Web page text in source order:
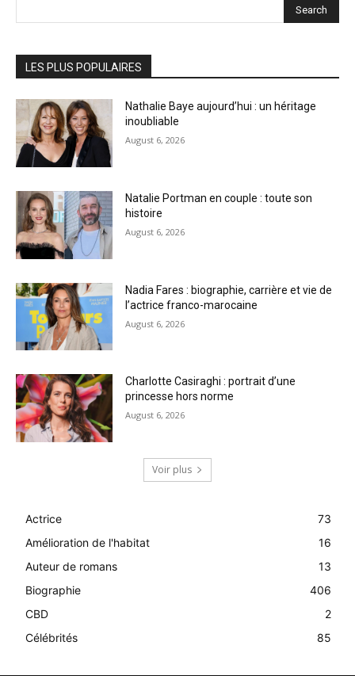
Search
LES PLUS POPULAIRES
Nathalie Baye aujourd’hui : un héritage
inoubliable
August 6, 2026
Natalie Portman en couple : toute son
histoire
August 6, 2026
Nadia Fares : biographie, carrière et vie de
l’actrice franco-marocaine
August 6, 2026
Charlotte Casiraghi : portrait d’une
princesse hors norme
August 6, 2026
Voir plus
Actrice
73
Amélioration de l'habitat
16
Auteur de romans
13
Biographie
406
CBD
2
Célébrités
85